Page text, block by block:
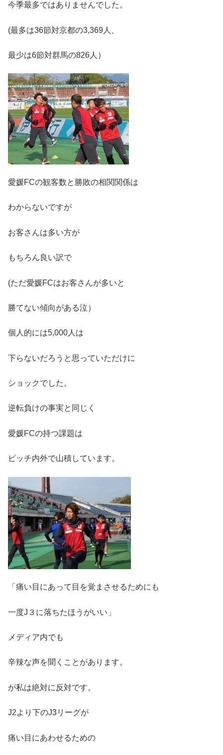
今季最多ではありませんでした。
(最多は36節対京都の3,369人、
最少は6節対群馬の826人）
愛媛FCの観客数と勝敗の相関関係は
わからないですが
お客さんは多い方が
もちろん良い訳で
(ただ愛媛FCはお客さんが多いと
勝てない傾向がある泣）
個人的には5,000人は
下らないだろうと思っていただけに
ショックでした。
逆転負けの事実と同じく
愛媛FCの持つ課題は
ピッチ内外で山積しています。
「痛い目にあって目を覚まさせるためにも
一度J３に落ちたほうがいい」
メディア内でも
辛辣な声を聞くことがあります。
が私は絶対に反対です。
J2より下のJ3リーグが
痛い目にあわせるための